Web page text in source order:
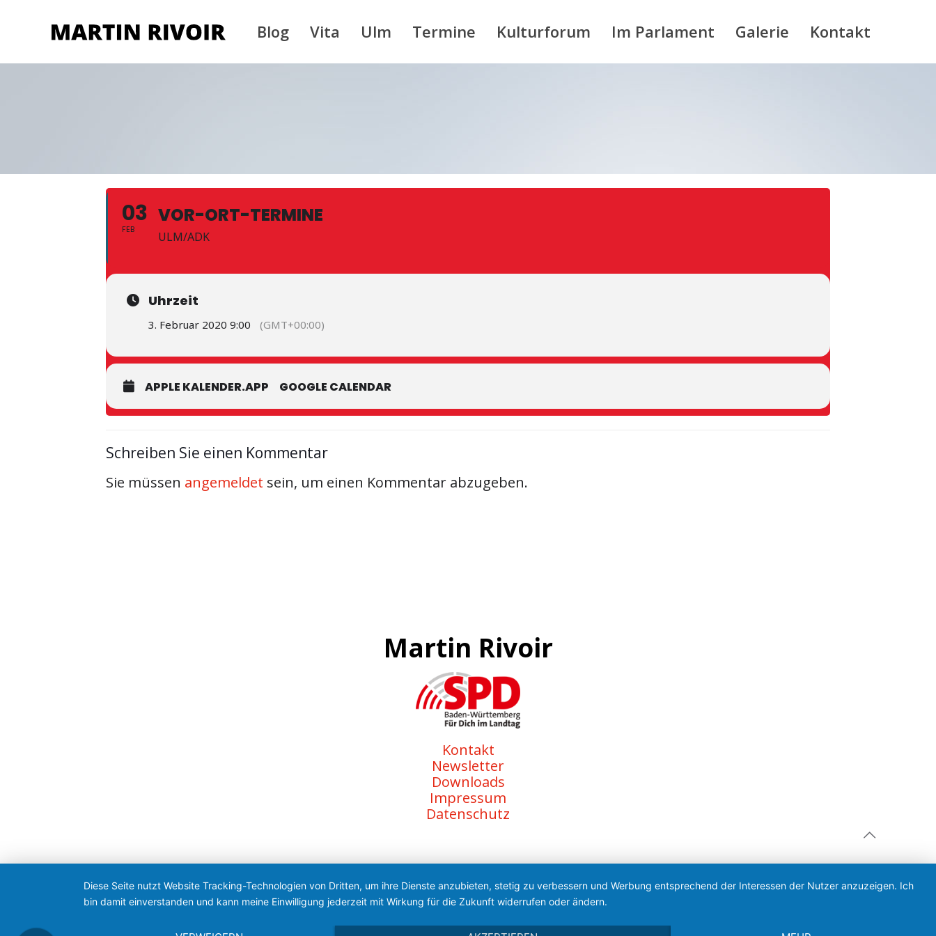
Blog Vita Ulm Termine Kulturforum Im Parlament Galerie Kontakt
03
FEB
VOR-ORT-TERMINE
ULM/ADK
Uhrzeit
3. Februar 2020 9:00 (GMT+00:00)
APPLE KALENDER.APP GOOGLE CALENDAR
Schreiben Sie einen Kommentar
Sie müssen angemeldet sein, um einen Kommentar abzugeben.
Martin Rivoir
Kontakt
Newsletter
Downloads
Impressum
Datenschutz
Diese Seite nutzt Website Tracking-Technologien von Dritten, um ihre Dienste anzubieten, stetig zu verbessern und Werbung entsprechend der Interessen der Nutzer anzuzeigen. Ich
bin damit einverstanden und kann meine Einwilligung jederzeit mit Wirkung für die Zukunft widerrufen oder ändern.